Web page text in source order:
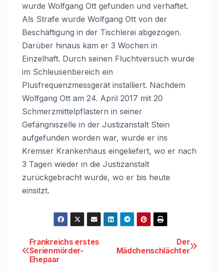
wurde Wolfgang Ott gefunden und verhaftet.
Als Strafe wurde Wolfgang Ott von der
Beschäftigung in der Tischlerei abgezogen.
Darüber hinaus kam er 3 Wochen in
Einzelhaft. Durch seinen Fluchtversuch wurde
im Schleusenbereich ein
Plusfrequenzmessgerät installiert. Nachdem
Wolfgang Ott am 24. April 2017 mit 20
Schmerzmittelpflastern in seiner
Gefängniszelle in der Justizanstalt Stein
aufgefunden worden war, wurde er ins
Kremser Krankenhaus eingeliefert, wo er nach
3 Tagen wieder in die Justizanstalt
zurückgebracht wurde, wo er bis heute
einsitzt.
Beitragsnavigation
Der
Mädchenschlächter
Frankreichs erstes
Serienmörder-
Ehepaar